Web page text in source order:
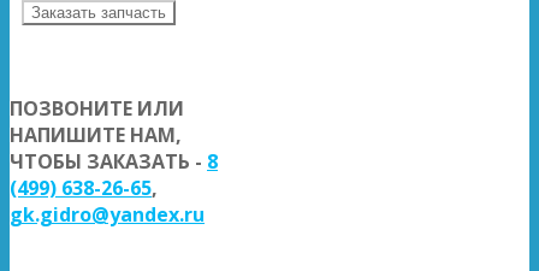
Заказать запчасть
ПОЗВОНИТЕ ИЛИ
НАПИШИТЕ НАМ,
ЧТОБЫ ЗАКАЗАТЬ - 8
(499) 638-26-65,
gk.gidro@yandex.ru